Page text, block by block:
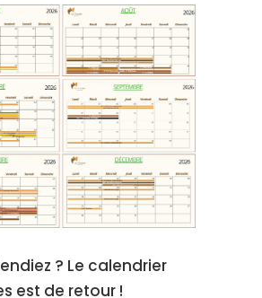
? Le calendrier
est de retour !